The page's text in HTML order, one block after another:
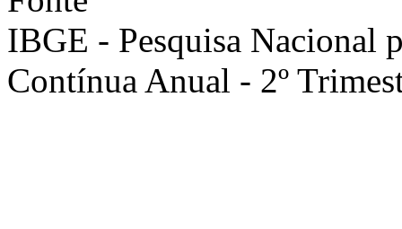
IBGE - Pesquisa Nacional
Contínua Anual - 2º